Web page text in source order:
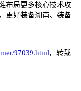
布局更多核心技术攻
更好装备湖南、装备
97039.html，转载